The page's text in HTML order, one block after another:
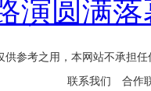
演圆满落
参考之用，本网站不承担
联系我们 合作